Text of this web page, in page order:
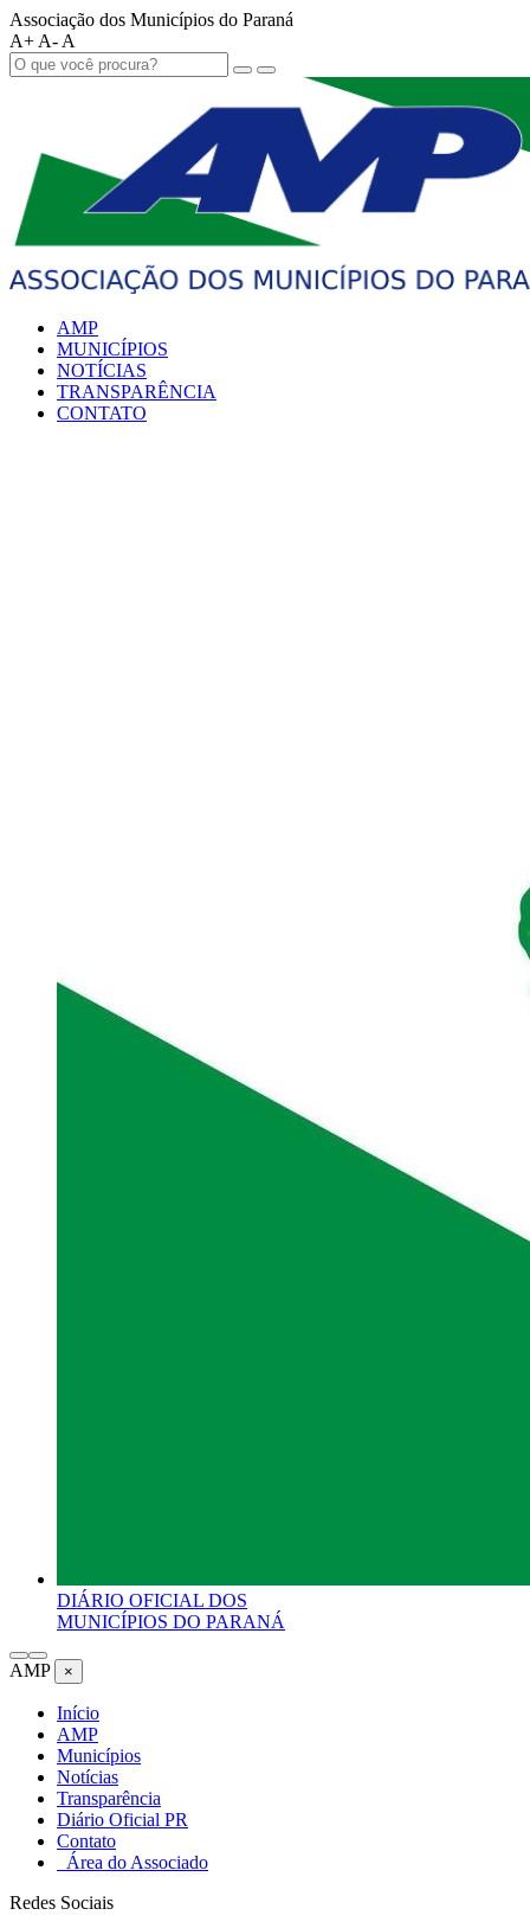
Associação dos Municípios do Paraná
A+ A- A
AMP
MUNICÍPIOS
NOTÍCIAS
TRANSPARÊNCIA
CONTATO
DIÁRIO OFICIAL DOS
MUNICÍPIOS DO PARANÁ
AMP ×
Início
AMP
Municípios
Notícias
Transparência
Diário Oficial PR
Contato
Área do Associado
Redes Sociais